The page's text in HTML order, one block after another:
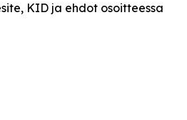
KID ja ehdot osoitteessa